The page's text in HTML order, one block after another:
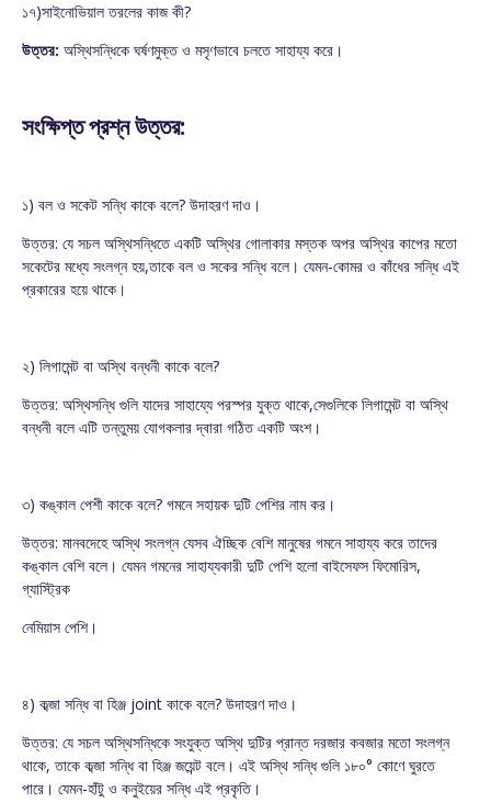
১৭)সাইনোভিয়াল তরলের কাজ কী?
উত্তর: অস্থিসন্ধিকে ঘর্ষণমুক্ত ও মসৃণভাবে চলতে সাহায্য করে।
সংক্ষিপ্ত প্রশ্ন উত্তর:
১) বল ও সকেট সন্ধি কাকে বলে? উদাহরণ দাও।
উত্তর: যে সচল অস্থিসন্ধিতে একটি অস্থির গোলাকার মস্তক অপর অস্থির কাপের মতো
সকেটের মধ্যে সংলগ্ন হয়,তাকে বল ও সকের সন্ধি বলে। যেমন-কোমর ও কাঁধের সন্ধি এই
প্রকারের হয়ে থাকে।
২) লিগামেন্ট বা অস্থি বন্ধনী কাকে বলে?
উত্তর: অস্থিসন্ধি গুলি যাদের সাহায্যে পরস্পর যুক্ত থাকে,সেগুলিকে লিগামেন্ট বা অস্থি
বন্ধনী বলে এটি তন্তুময় যোগকলার দ্বারা গঠিত একটি অংশ।
৩) কঙ্কাল পেশী কাকে বলে? গমনে সহায়ক দুটি পেশির নাম কর।
উত্তর: মানবদেহে অস্থি সংলগ্ন যেসব ঐচ্ছিক বেশি মানুষের গমনে সাহায্য করে তাদের
কঙ্কাল বেশি বলে। যেমন গমনের সাহায্যকারী দুটি পেশি হলো বাইসেফস ফিমোরিস,
গ্যাস্ট্রিক
নেমিয়াস পেশি।
৪) কব্জা সন্ধি বা হিঞ্জ joint কাকে বলে? উদাহরণ দাও।
উত্তর: যে সচল অস্থিসন্ধিকে সংযুক্ত অস্থি দুটির প্রান্ত দরজার কবজার মতো সংলগ্ন
থাকে, তাকে কব্জা সন্ধি বা হিঞ্জ জয়েন্ট বলে। এই অস্থি সন্ধি গুলি ১৮০° কোণে ঘুরতে
পারে। যেমন-হাঁটু ও কনুইয়ের সন্ধি এই প্রকৃতি।